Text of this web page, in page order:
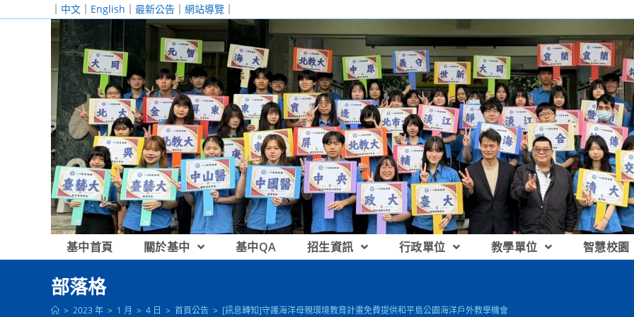
｜ 中文 ｜ English ｜ 最新公告 ｜ 網站導覽 ｜
基中首頁 關於基中 基中QA 招生資訊 行政單位 教學單位 智慧校園
部落格
> 2023 年 > 1 月 > 4 日 > 首頁公告 > [訊息轉知]守護海洋母親環境教育計畫免費提供和平島公園海洋戶外教學機會